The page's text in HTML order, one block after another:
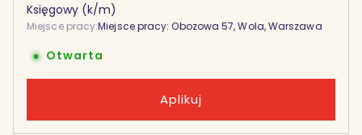
Księgowy (k/m)
Miejsce pracy:Miejsce pracy: Obozowa 57, Wola, Warszawa
Otwarta
Aplikuj